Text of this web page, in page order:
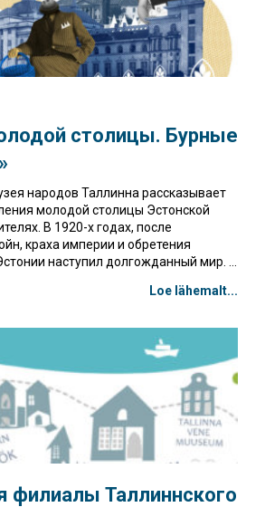
столицы. Бурные
народов Таллинна рассказывает
молодой столицы Эстонской
В 1920-х годах, после
краха империи и обретения
наступил долгожданный мир. ...
Loe lähemalt...
филиалы Таллиннского